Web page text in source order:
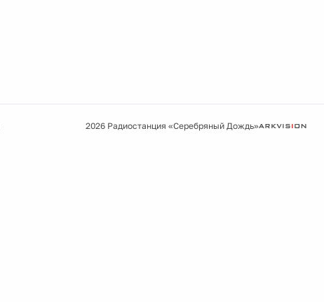
2026 Радиостанция «Серебряный Дождь»